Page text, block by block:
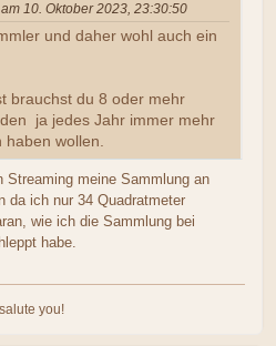
10. Oktober 2023, 23:30:50
und daher wohl auch ein
brauchst du 8 oder mehr
ja jedes Jahr immer mehr
wollen.
Streaming meine Sammlung an
da ich nur 34 Quadratmeter
wie ich die Sammlung bei
habe.
you!